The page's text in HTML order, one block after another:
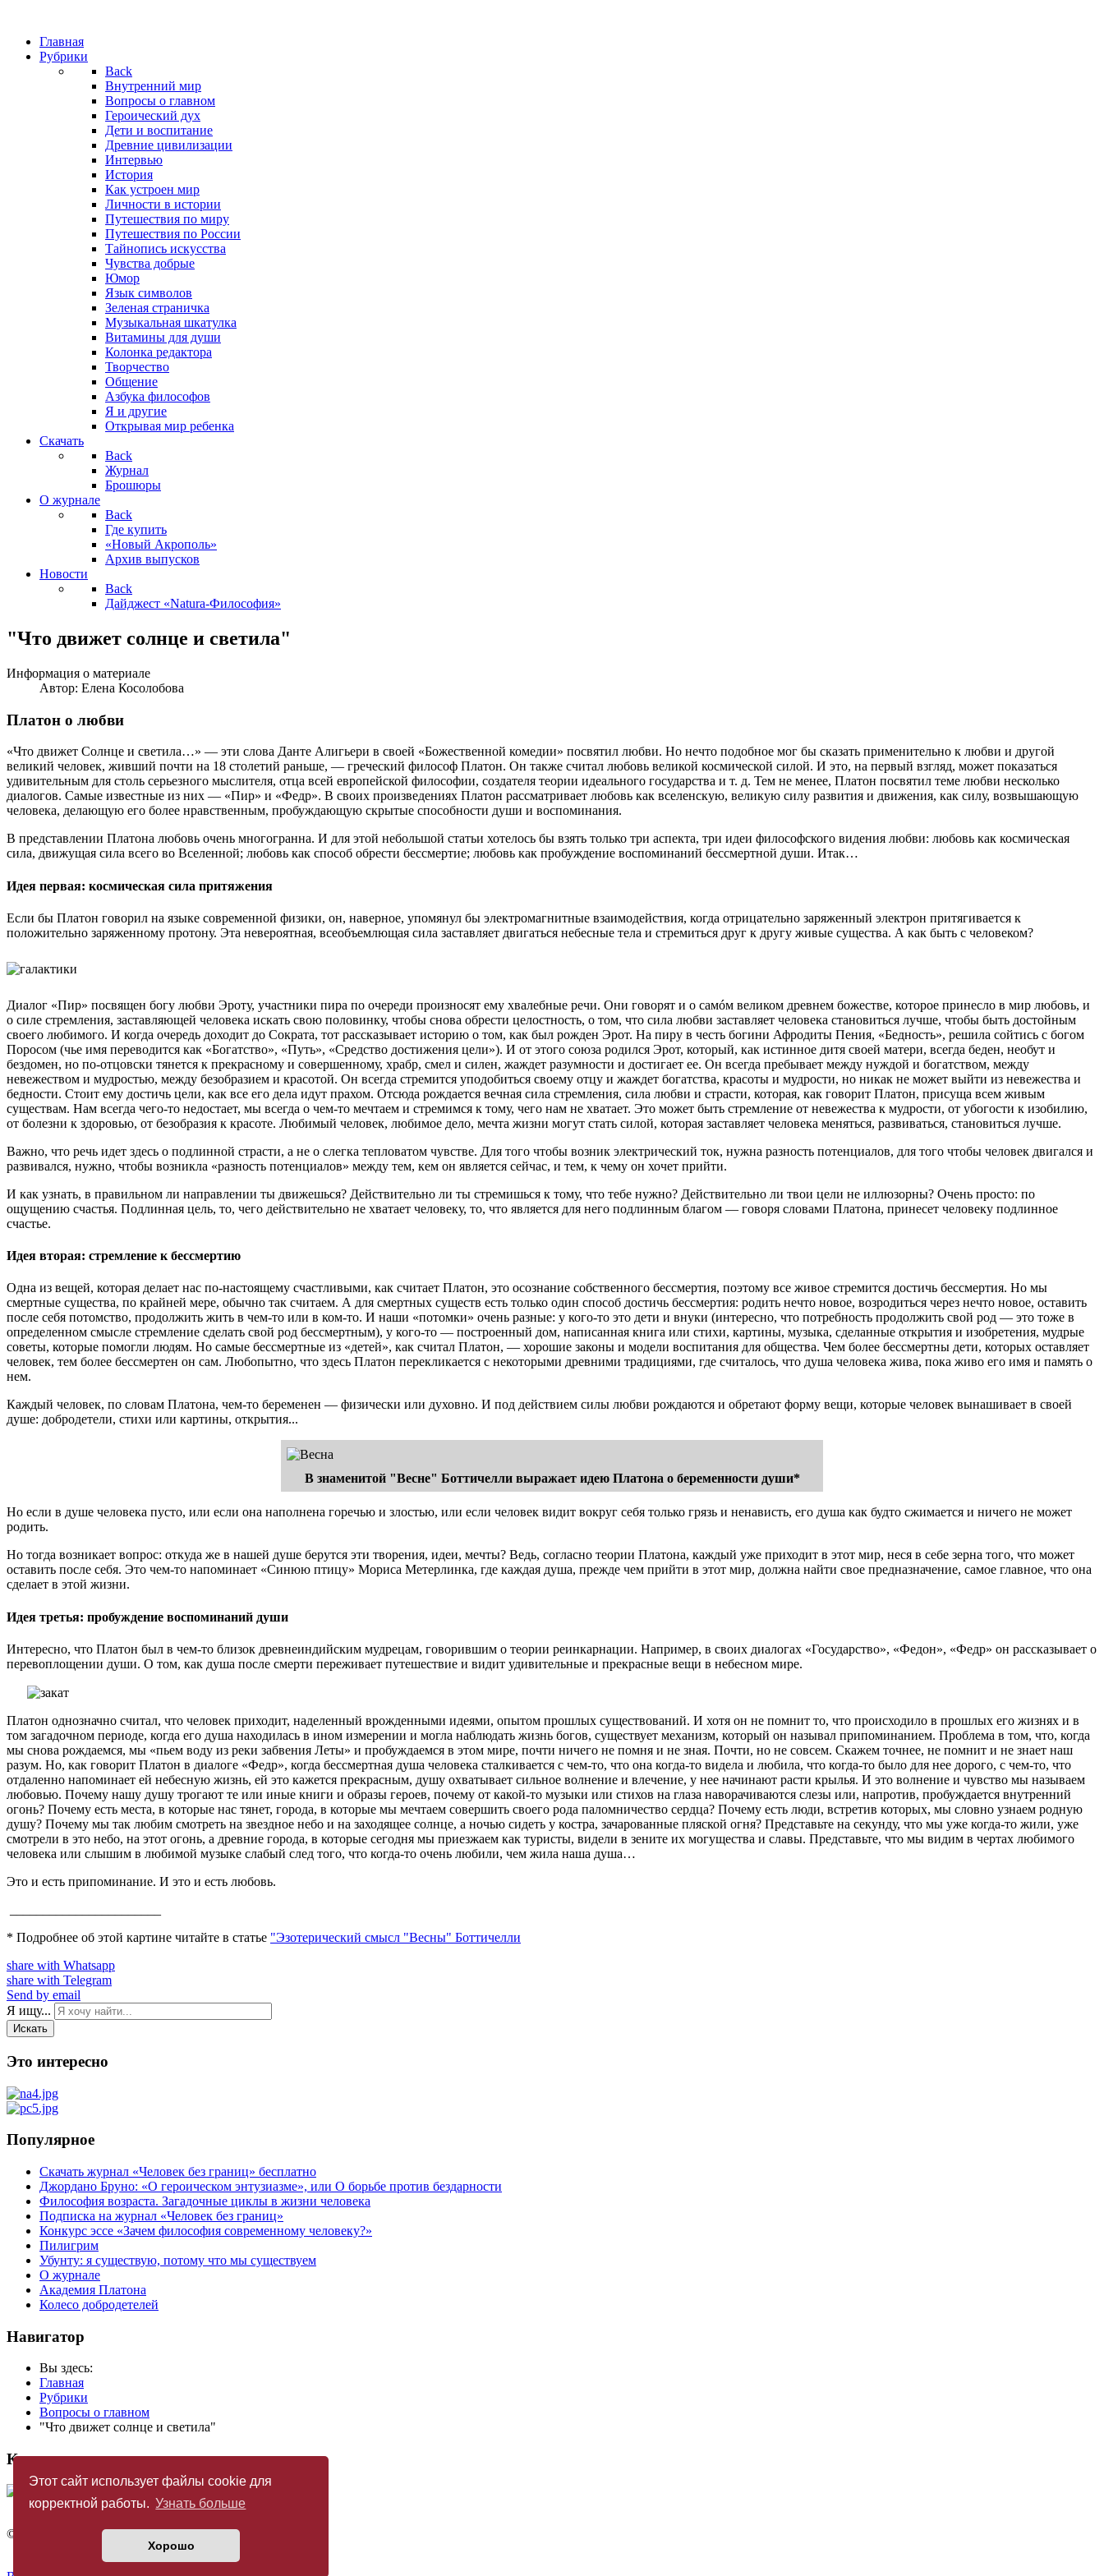
Этот сайт использует файлы cookie для
корректной работы. Узнать больше
Хорошо
Главная
Рубрики
Back
Внутренний мир
Вопросы о главном
Героический дух
Дети и воспитание
Древние цивилизации
Интервью
История
Как устроен мир
Личности в истории
Путешествия по миру
Путешествия по России
Тайнопись искусства
Чувства добрые
Юмор
Язык символов
Зеленая страничка
Музыкальная шкатулка
Витамины для души
Колонка редактора
Творчество
Общение
Азбука философов
Я и другие
Открывая мир ребенка
Скачать
Back
Журнал
Брошюры
О журнале
Back
Где купить
«Новый Акрополь»
Архив выпусков
Новости
Back
Дайджест «Natura-Философия»
"Что движет солнце и светила"
Информация о материале
Автор: Елена Косолобова
Платон о любви
«Что движет Солнце и светила…» — эти слова Данте Алигьери в своей «Божественной комедии» посвятил любви. Но нечто подобное мог бы сказать применительно к любви и другой
великий человек, живший почти на 18 столетий раньше, — греческий философ Платон. Он также считал любовь великой космической силой. И это, на первый взгляд, может показаться
удивительным для столь серьезного мыслителя, отца всей европейской философии, создателя теории идеального государства и т. д. Тем не менее, Платон посвятил теме любви несколько
диалогов. Самые известные из них — «Пир» и «Федр». В своих произведениях Платон рассматривает любовь как вселенскую, великую силу развития и движения, как силу, возвышающую
человека, делающую его более нравственным, пробуждающую скрытые способности души и воспоминания.
В представлении Платона любовь очень многогранна. И для этой небольшой статьи хотелось бы взять только три аспекта, три идеи философского видения любви: любовь как космическая
сила, движущая сила всего во Вселенной; любовь как способ обрести бессмертие; любовь как пробуждение воспоминаний бессмертной души. Итак…
Идея первая: космическая сила притяжения
Если бы Платон говорил на языке современной физики, он, наверное, упомянул бы электромагнитные взаимодействия, когда отрицательно заряженный электрон притягивается к
положительно заряженному протону. Эта невероятная, всеобъемлющая сила заставляет двигаться небесные тела и стремиться друг к другу живые существа. А как быть с человеком?
Диалог «Пир» посвящен богу любви Эроту, участники пира по очереди произносят ему хвалебные речи. Они говорят и о самóм великом древнем божестве, которое принесло в мир любовь, и
о силе стремления, заставляющей человека искать свою половинку, чтобы снова обрести целостность, о том, что сила любви заставляет человека становиться лучше, чтобы быть достойным
своего любимого. И когда очередь доходит до Сократа, тот рассказывает историю о том, как был рожден Эрот. На пиру в честь богини Афродиты Пения, «Бедность», решила сойтись с богом
Поросом (чье имя переводится как «Богатство», «Путь», «Средство достижения цели»). И от этого союза родился Эрот, который, как истинное дитя своей матери, всегда беден, необут и
бездомен, но по-отцовски тянется к прекрасному и совершенному, храбр, смел и силен, жаждет разумности и достигает ее. Он всегда пребывает между нуждой и богатством, между
невежеством и мудростью, между безобразием и красотой. Он всегда стремится уподобиться своему отцу и жаждет богатства, красоты и мудрости, но никак не может выйти из невежества и
бедности. Стоит ему достичь цели, как все его дела идут прахом. Отсюда рождается вечная сила стремления, сила любви и страсти, которая, как говорит Платон, присуща всем живым
существам. Нам всегда чего-то недостает, мы всегда о чем-то мечтаем и стремимся к тому, чего нам не хватает. Это может быть стремление от невежества к мудрости, от убогости к изобилию,
от болезни к здоровью, от безобразия к красоте. Любимый человек, любимое дело, мечта жизни могут стать силой, которая заставляет человека меняться, развиваться, становиться лучше.
Важно, что речь идет здесь о подлинной страсти, а не о слегка тепловатом чувстве. Для того чтобы возник электрический ток, нужна разность потенциалов, для того чтобы человек двигался и
развивался, нужно, чтобы возникла «разность потенциалов» между тем, кем он является сейчас, и тем, к чему он хочет прийти.
И как узнать, в правильном ли направлении ты движешься? Действительно ли ты стремишься к тому, что тебе нужно? Действительно ли твои цели не иллюзорны? Очень просто: по
ощущению счастья. Подлинная цель, то, чего действительно не хватает человеку, то, что является для него подлинным благом — говоря словами Платона, принесет человеку подлинное
счастье.
Идея вторая: стремление к бессмертию
Одна из вещей, которая делает нас по-настоящему счастливыми, как считает Платон, это осознание собственного бессмертия, поэтому все живое стремится достичь бессмертия. Но мы
смертные существа, по крайней мере, обычно так считаем. А для смертных существ есть только один способ достичь бессмертия: родить нечто новое, возродиться через нечто новое, оставить
после себя потомство, продолжить жить в чем-то или в ком-то. И наши «потомки» очень разные: у кого-то это дети и внуки (интересно, что потребность продолжить свой род — это тоже в
определенном смысле стремление сделать свой род бессмертным), у кого-то — построенный дом, написанная книга или стихи, картины, музыка, сделанные открытия и изобретения, мудрые
советы, которые помогли людям. Но самые бессмертные из «детей», как считал Платон, — хорошие законы и модели воспитания для общества. Чем более бессмертны дети, которых оставляет
человек, тем более бессмертен он сам. Любопытно, что здесь Платон перекликается с некоторыми древними традициями, где считалось, что душа человека жива, пока живо его имя и память о
нем.
Каждый человек, по словам Платона, чем-то беременен — физически или духовно. И под действием силы любви рождаются и обретают форму вещи, которые человек вынашивает в своей
душе: добродетели, стихи или картины, открытия...
В знаменитой "Весне" Боттичелли выражает идею Платона о беременности души*
Но если в душе человека пусто, или если она наполнена горечью и злостью, или если человек видит вокруг себя только грязь и ненависть, его душа как будто сжимается и ничего не может
родить.
Но тогда возникает вопрос: откуда же в нашей душе берутся эти творения, идеи, мечты? Ведь, согласно теории Платона, каждый уже приходит в этот мир, неся в себе зерна того, что может
оставить после себя. Это чем-то напоминает «Синюю птицу» Мориса Метерлинка, где каждая душа, прежде чем прийти в этот мир, должна найти свое предназначение, самое главное, что она
сделает в этой жизни.
Идея третья: пробуждение воспоминаний души
Интересно, что Платон был в чем-то близок древнеиндийским мудрецам, говорившим о теории реинкарнации. Например, в своих диалогах «Государство», «Федон», «Федр» он рассказывает о
перевоплощении души. О том, как душа после смерти переживает путешествие и видит удивительные и прекрасные вещи в небесном мире.
Платон однозначно считал, что человек приходит, наделенный врожденными идеями, опытом прошлых существований. И хотя он не помнит то, что происходило в прошлых его жизнях и в
том загадочном периоде, когда его душа находилась в ином измерении и могла наблюдать жизнь богов, существует механизм, который он называл припоминанием. Проблема в том, что, когда
мы снова рождаемся, мы «пьем воду из реки забвения Леты» и пробуждаемся в этом мире, почти ничего не помня и не зная. Почти, но не совсем. Скажем точнее, не помнит и не знает наш
разум. Но, как говорит Платон в диалоге «Федр», когда бессмертная душа человека сталкивается с чем-то, что она когда-то видела и любила, что когда-то было для нее дорого, с чем-то, что
отдаленно напоминает ей небесную жизнь, ей это кажется прекрасным, душу охватывает сильное волнение и влечение, у нее начинают расти крылья. И это волнение и чувство мы называем
любовью. Почему нашу душу трогают те или иные книги и образы героев, почему от какой-то музыки или стихов на глаза наворачиваются слезы или, напротив, пробуждается внутренний
огонь? Почему есть места, в которые нас тянет, города, в которые мы мечтаем совершить своего рода паломничество сердца? Почему есть люди, встретив которых, мы словно узнаем родную
душу? Почему мы так любим смотреть на звездное небо и на заходящее солнце, а ночью сидеть у костра, зачарованные пляской огня? Представьте на секунду, что мы уже когда-то жили, уже
смотрели в это небо, на этот огонь, а древние города, в которые сегодня мы приезжаем как туристы, видели в зените их могущества и славы. Представьте, что мы видим в чертах любимого
человека или слышим в любимой музыке слабый след того, что когда-то очень любили, чем жила наша душа…
Это и есть припоминание. И это и есть любовь.
* Подробнее об этой картине читайте в статье "Эзотерический смысл "Весны" Боттичелли
share with Whatsapp
share with Telegram
Send by email
Я ищу...
Искать
Это интересно
Популярное
Скачать журнал «Человек без границ» бесплатно
Джордано Бруно: «О героическом энтузиазме», или О борьбе против бездарности
Философия возраста. Загадочные циклы в жизни человека
Подписка на журнал «Человек без границ»
Конкурс эссе «Зачем философия современному человеку?»
Пилигрим
Убунту: я существую, потому что мы существуем
О журнале
Академия Платона
Колесо добродетелей
Навигатор
Вы здесь:
Главная
Рубрики
Вопросы о главном
"Что движет солнце и светила"
Купить журнал
© Издательство «Новый Акрополь»2005 — 2026
Политика конфиденциальности